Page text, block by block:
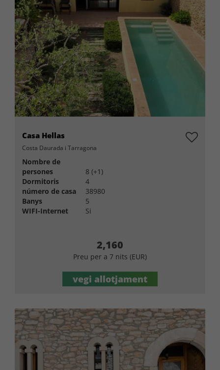
Casa Hellas
Costa Daurada i Tarragona
Nombre de
persones
8 (+1)
Dormitoris
4
número de casa
38980
Banys
5
WIFI-Internet
Si
2,160
Preu per a 7 nits (EUR)
vegi allotjament